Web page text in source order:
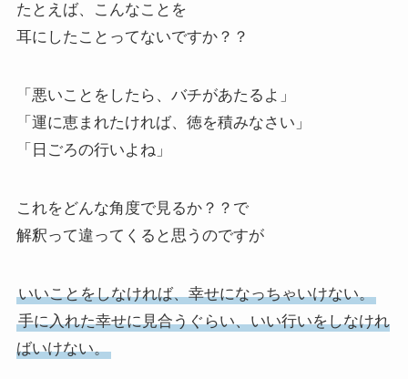
たとえば、こんなことを
耳にしたことってないですか？？
「悪いことをしたら、バチがあたるよ」
「運に恵まれたければ、徳を積みなさい」
「日ごろの行いよね」
これをどんな角度で見るか？？で
解釈って違ってくると思うのですが
いいことをしなければ、幸せになっちゃいけない。
手に入れた幸せに見合うぐらい、いい行いをしなけれ
ばいけない。